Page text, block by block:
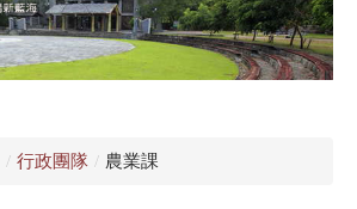
/ 行政團隊 / 農業課